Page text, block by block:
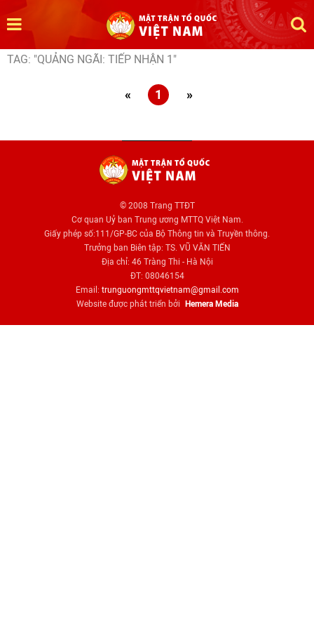
TAG: "QUẢNG NGÃI: TIẾP NHẬN 1"
« 1 »
© 2008 Trang TTĐT
Cơ quan Uỷ ban Trung ương MTTQ Việt Nam.
Giấy phép số:111/GP-BC của Bộ Thông tin và Truyền thông.
Trưởng ban Biên tập: TS. VŨ VĂN TIẾN
Địa chỉ: 46 Tràng Thi - Hà Nội
ĐT: 08046154
Email: trunguongmttqvietnam@gmail.com
Website được phát triển bởi
Hemera Media